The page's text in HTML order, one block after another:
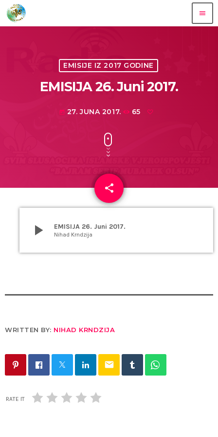
menu
EMISIJE IZ 2017 GODINE
EMISIJA 26. Juni 2017.
today 27. JUNA 2017. 65
share
email
play_arrow EMISIJA 26. Juni 2017.
Nihad Krndzija
WRITTEN BY: NIHAD KRNDZIJA
email
RATE IT